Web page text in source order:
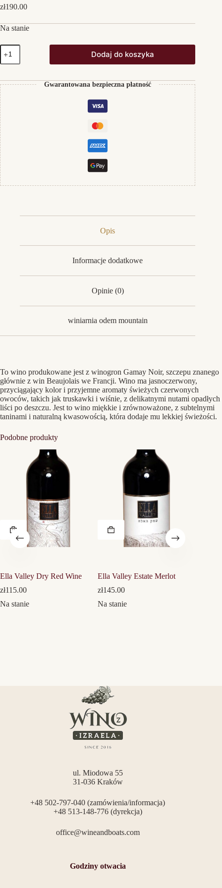
zł190.00
Na stanie
ilość
Odem
Mountain
Gamay
Noir
Dodaj do koszyka
Gwarantowana bezpieczna płatność
Opis
Informacje dodatkowe
Opinie (0)
winiarnia odem mountain
To wino produkowane jest z winogron Gamay Noir, szczepu znanego
głównie z win Beaujolais we Francji. Wino ma jasnoczerwony,
przyciągający kolor i przyjemne aromaty świeżych czerwonych
owoców, takich jak truskawki i wiśnie, z delikatnymi nutami opadłych
liści po deszczu. Jest to wino miękkie i zrównoważone, z subtelnymi
taninami i naturalną kwasowością, która dodaje mu lekkiej świeżości.
Podobne produkty
Ella Valley Dry Red Wine
zł115.00
Na stanie
Ella Valley Estate Merlot
zł145.00
Na stanie
ul. Miodowa 55
31-036 Kraków
+48 502-797-040 (zamówienia/informacja)
+48 513-148-776 (dyrekcja)
office@wineandboats.com
Godziny otwacia